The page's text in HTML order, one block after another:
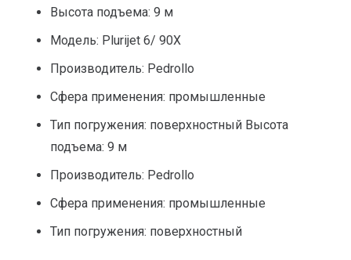
Высота подъема: 9 м
Модель: Plurijet 6/ 90X
Производитель: Pedrollo
Сфера применения: промышленные
Тип погружения: поверхностный Высота
подъема: 9 м
Производитель: Pedrollo
Сфера применения: промышленные
Тип погружения: поверхностный